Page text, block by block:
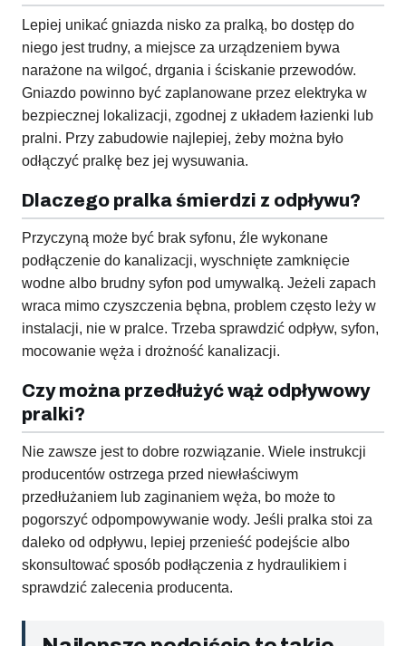
Lepiej unikać gniazda nisko za pralką, bo dostęp do
niego jest trudny, a miejsce za urządzeniem bywa
narażone na wilgoć, drgania i ściskanie przewodów.
Gniazdo powinno być zaplanowane przez elektryka w
bezpiecznej lokalizacji, zgodnej z układem łazienki lub
pralni. Przy zabudowie najlepiej, żeby można było
odłączyć pralkę bez jej wysuwania.
Dlaczego pralka śmierdzi z odpływu?
Przyczyną może być brak syfonu, źle wykonane
podłączenie do kanalizacji, wyschnięte zamknięcie
wodne albo brudny syfon pod umywalką. Jeżeli zapach
wraca mimo czyszczenia bębna, problem często leży w
instalacji, nie w pralce. Trzeba sprawdzić odpływ, syfon,
mocowanie węża i drożność kanalizacji.
Czy można przedłużyć wąż odpływowy
pralki?
Nie zawsze jest to dobre rozwiązanie. Wiele instrukcji
producentów ostrzega przed niewłaściwym
przedłużaniem lub zaginaniem węża, bo może to
pogorszyć odpompowywanie wody. Jeśli pralka stoi za
daleko od odpływu, lepiej przenieść podejście albo
skonsultować sposób podłączenia z hydraulikiem i
sprawdzić zalecenia producenta.